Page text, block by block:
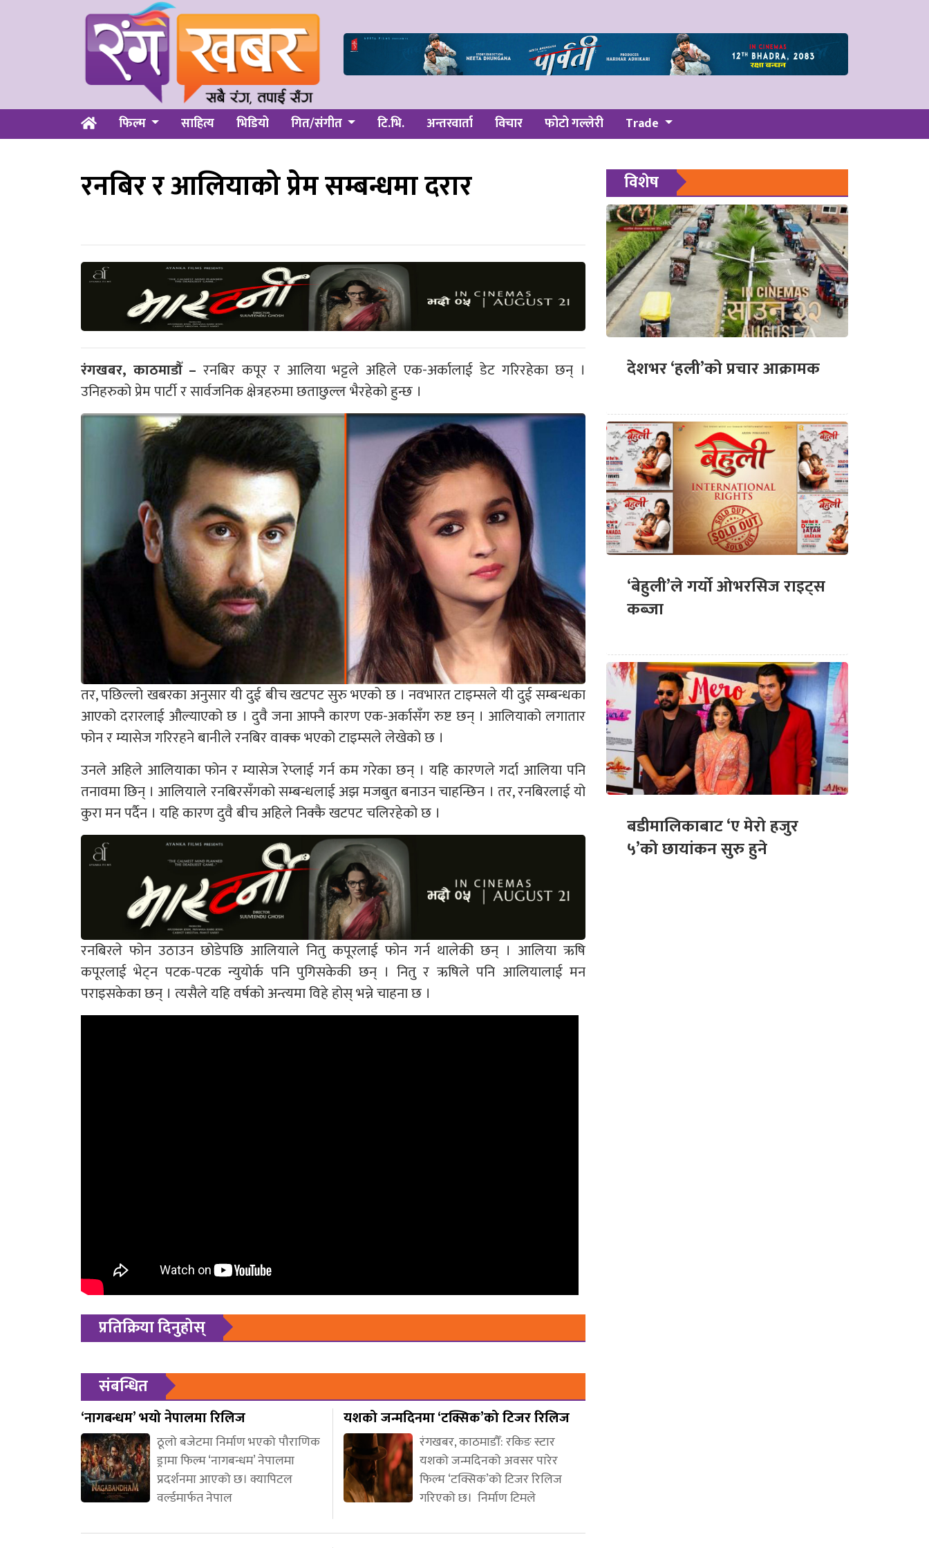
फिल्म साहित्य भिडियो गित/संगीत टि.भि. अन्तरवार्ता विचार फोटो गल्लेरी Trade
रनबिर र आलियाको प्रेम सम्बन्धमा दरार
रंगखबर, काठमाडौँ – रनबिर कपूर र आलिया भट्टले अहिले एक-अर्कालाई डेट गरिरहेका छन् ।
उनिहरुको प्रेम पार्टी र सार्वजनिक क्षेत्रहरुमा छताछुल्ल भैरहेको हुन्छ ।
तर, पछिल्लो खबरका अनुसार यी दुई बीच खटपट सुरु भएको छ । नवभारत टाइम्सले यी दुई सम्बन्धका
आएको दरारलाई औल्याएको छ । दुवै जना आफ्नै कारण एक-अर्कासँग रुष्ट छन् । आलियाको लगातार
फोन र म्यासेज गरिरहने बानीले रनबिर वाक्क भएको टाइम्सले लेखेको छ ।
उनले अहिले आलियाका फोन र म्यासेज रेप्लाई गर्न कम गरेका छन् । यहि कारणले गर्दा आलिया पनि
तनावमा छिन् । आलियाले रनबिरसँगको सम्बन्धलाई अझ मजबुत बनाउन चाहन्छिन । तर, रनबिरलाई यो
कुरा मन पर्दैन । यहि कारण दुवै बीच अहिले निक्कै खटपट चलिरहेको छ ।
रनबिरले फोन उठाउन छोडेपछि आलियाले नितु कपूरलाई फोन गर्न थालेकी छन् । आलिया ऋषि
कपूरलाई भेट्न पटक-पटक न्युयोर्क पनि पुगिसकेकी छन् । नितु र ऋषिले पनि आलियालाई मन
पराइसकेका छन् । त्यसैले यहि वर्षको अन्त्यमा विहे होस् भन्ने चाहना छ ।
प्रतिक्रिया दिनुहोस्
संबन्धित
‘नागबन्धम’ भयो नेपालमा रिलिज
ठूलो बजेटमा निर्माण भएको पौराणिक
ड्रामा फिल्म ‘नागबन्धम’ नेपालमा
प्रदर्शनमा आएको छ। क्यापिटल
वर्ल्डमार्फत नेपाल
यशको जन्मदिनमा ‘टक्सिक’को टिजर रिलिज
रंगखबर, काठमाडौँ: रकिङ स्टार
यशको जन्मदिनको अवसर पारेर
फिल्म ‘टक्सिक’को टिजर रिलिज
गरिएको छ। निर्माण टिमले
विशेष
देशभर ‘हली’को प्रचार आक्रामक
‘बेहुली’ले गर्यो ओभरसिज राइट्स
कब्जा
बडीमालिकाबाट ‘ए मेरो हजुर
५’को छायांकन सुरु हुने